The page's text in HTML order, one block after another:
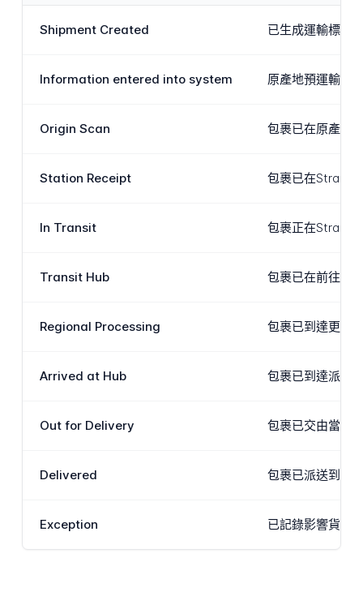
Shipment Created 已生成運輸標籤
Information entered into system 原產地預運輸數
Origin Scan 包裹已在原產地
Station Receipt 包裹已在
In Transit 包裹正在
Transit Hub 包裹已在前往目
Regional Processing 包裹已到達更接
Arrived at Hub 包裹已到達派送
Out for Delivery 包裹已交由當地
Delivered 包裹已派送到收
Exception 已記錄影響貨件